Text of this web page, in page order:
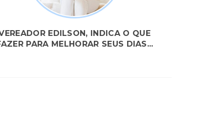
EDILSON, INDICA O QUE
PARA MELHORAR SEUS DIAS...